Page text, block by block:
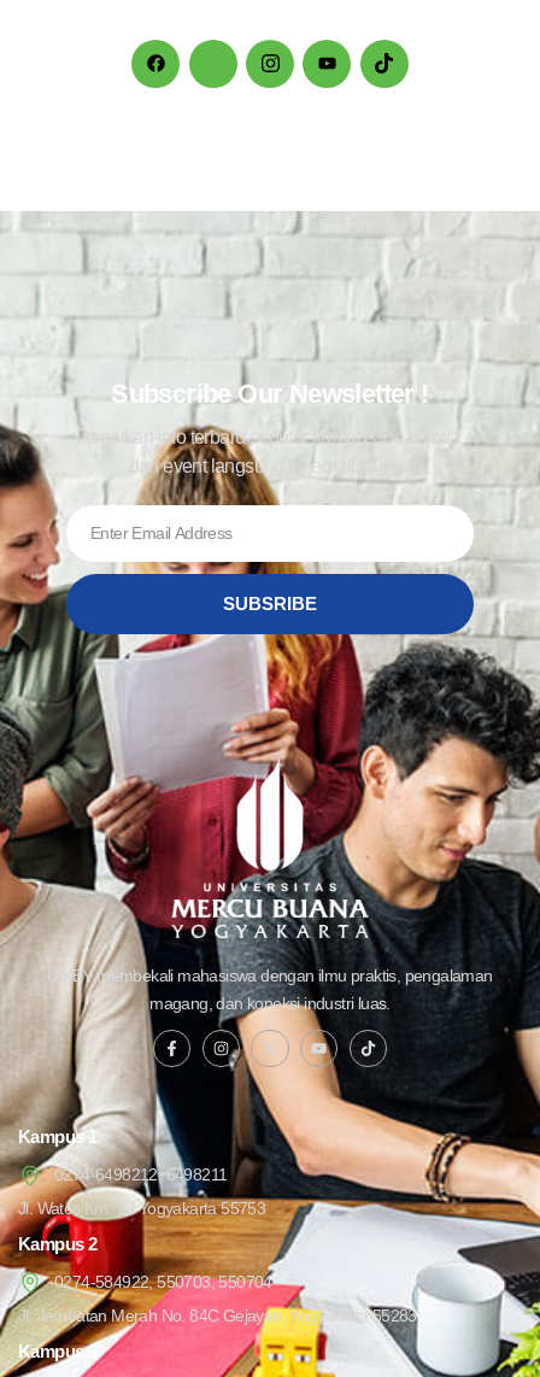
Subscribe Our Newsletter !
Dapatkan info terbaru seputar kampus, beasiswa,
dan event langsung ke email kamu !
SUBSRIBE
UMBY membekali mahasiswa dengan ilmu praktis, pengalaman
magang, dan koneksi industri luas.
Kampus 1
0274-6498212, 6498211
Jl. Wates Km. 10 Yogyakarta 55753
Kampus 2
0274-584922, 550703, 550704
Jl. Jembatan Merah No. 84C Gejayan, Yogyakarta 55283
Kampus 3